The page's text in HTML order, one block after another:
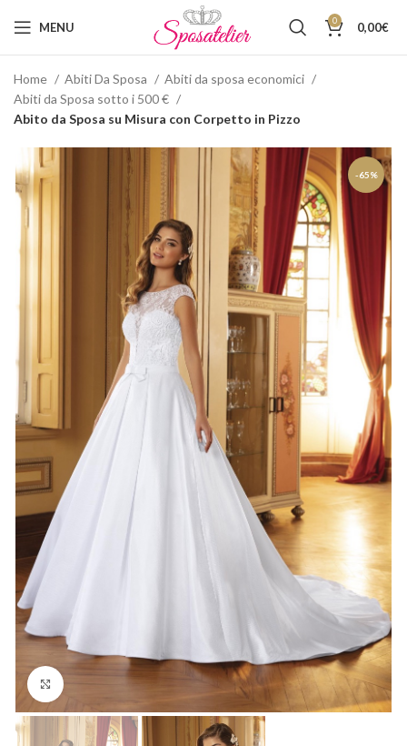
MENU 0 0,00€
Home Abiti Da Sposa
Abiti da sposa economici
Abiti da Sposa sotto i 500 €
Abito da Sposa su Misura con Corpetto in Pizzo
-65%
Click to enlarge